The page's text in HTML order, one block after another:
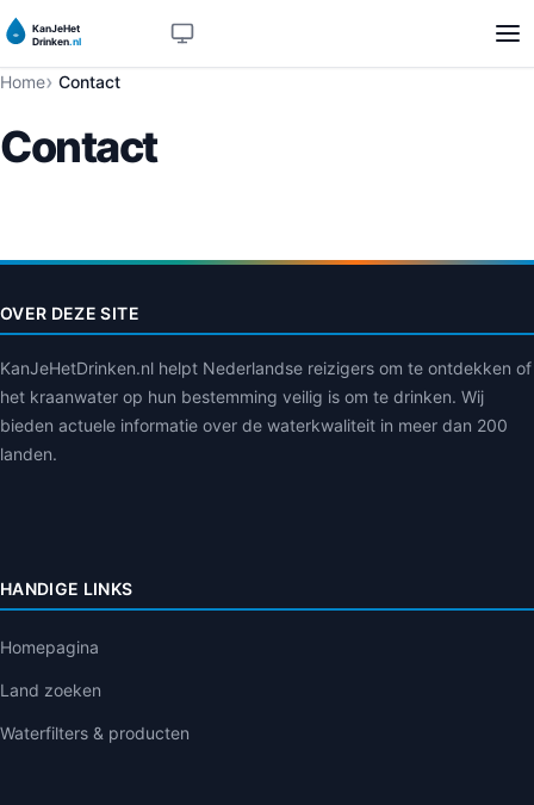
KanJeHet
Drinken.nl
Azië
Zuid-Amerika
Home Contact
Contact
OVER DEZE SITE
KanJeHetDrinken.nl helpt Nederlandse reizigers om te ontdekken of
het kraanwater op hun bestemming veilig is om te drinken. Wij
bieden actuele informatie over de waterkwaliteit in meer dan 200
landen.
HANDIGE LINKS
Homepagina
Land zoeken
Waterfilters & producten